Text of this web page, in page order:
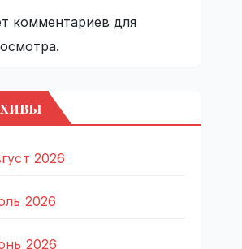
комментариев для
2026
2026
2026